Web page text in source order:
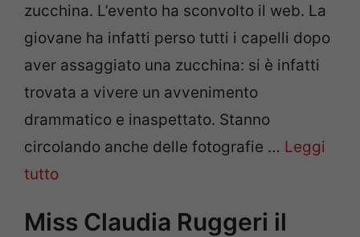
zucchina. L’evento ha sconvolto il web. La
giovane ha infatti perso tutti i capelli dopo
aver assaggiato una zucchina: si è infatti
trovata a vivere un avvenimento
drammatico e inaspettato. Stanno
circolando anche delle fotografie … Leggi
tutto
Miss Claudia Ruggeri il